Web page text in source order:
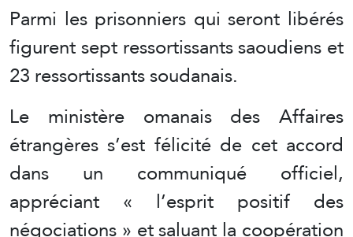
Parmi les prisonniers qui seront libérés
figurent sept ressortissants saoudiens et
23 ressortissants soudanais.
Le ministère omanais des Affaires
étrangères s’est félicité de cet accord
dans un communiqué officiel,
appréciant « l’esprit positif des
négociations » et saluant la coopération